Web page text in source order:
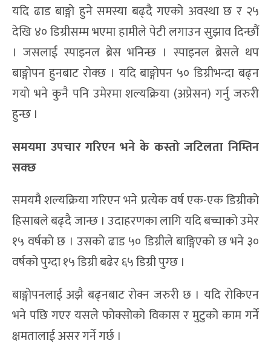
यदि ढाड बाङ्गो हुने समस्या बढ्दै गएको अवस्था छ र २५
देखि ४० डिग्रीसम्म भएमा हामीले पेटी लगाउन सुझाव दिन्छौं
। जसलाई स्पाइनल ब्रेस भनिन्छ । स्पाइनल ब्रेसले थप
बाङ्गोपन हुनबाट रोक्छ । यदि बाङ्गोपन ५० डिग्रीभन्दा बढ्न
गयो भने कुनै पनि उमेरमा शल्यक्रिया (अप्रेसन) गर्नु जरुरी
हुन्छ ।
समयमा उपचार गरिएन भने के कस्तो जटिलता निम्तिन
सक्छ
समयमै शल्यक्रिया गरिएन भने प्रत्येक वर्ष एक-एक डिग्रीको
हिसाबले बढ्दै जान्छ । उदाहरणका लागि यदि बच्चाको उमेर
१५ वर्षको छ । उसको ढाड ५० डिग्रीले बाङ्गिएको छ भने ३०
वर्षको पुग्दा १५ डिग्री बढेर ६५ डिग्री पुग्छ ।
बाङ्गोपनलाई अझै बढ्नबाट रोक्न जरुरी छ । यदि रोकिएन
भने पछि गएर यसले फोक्सोको विकास र मुटुको काम गर्ने
क्षमतालाई असर गर्ने गर्छ ।